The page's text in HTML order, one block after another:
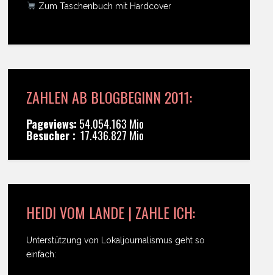
Zum Taschenbuch mit Hardcover
ZAHLEN AB BLOGBEGINN 2011:
Pageviews: 54.054.163 Mio
Besucher : 17.436.827 Mio
HEIDI VOM LANDE | ZAHLE ICH:
Unterstützung von Lokaljournalismus geht so
einfach: